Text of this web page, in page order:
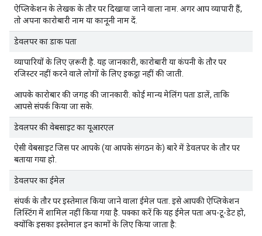
ऐप्लिकेशन के लेखक के तौर पर दिखाया जाने वाला नाम. अगर आप व्यापारी हैं,
तो अपना कारोबारी नाम या कानूनी नाम दें.
डेवलपर का डाक पता
व्यापारियों के लिए ज़रूरी है. यह जानकारी, कारोबारी या कंपनी के तौर पर
रजिस्टर नहीं करने वाले लोगों के लिए इकट्ठा नहीं की जाती.
आपके कारोबार की जगह की जानकारी. कोई मान्य मेलिंग पता डालें, ताकि
आपसे संपर्क किया जा सके.
डेवलपर की वेबसाइट का यूआरएल
ऐसी वेबसाइट जिस पर आपके (या आपके संगठन के) बारे में डेवलपर के तौर पर
बताया गया हो.
डेवलपर का ईमेल
संपर्क के तौर पर इस्तेमाल किया जाने वाला ईमेल पता. इसे आपकी ऐप्लिकेशन
लिस्टिंग में शामिल नहीं किया गया है. पक्का करें कि यह ईमेल पता अप-टू-डेट हो,
क्योंकि इसका इस्तेमाल इन कामों के लिए किया जाता है: